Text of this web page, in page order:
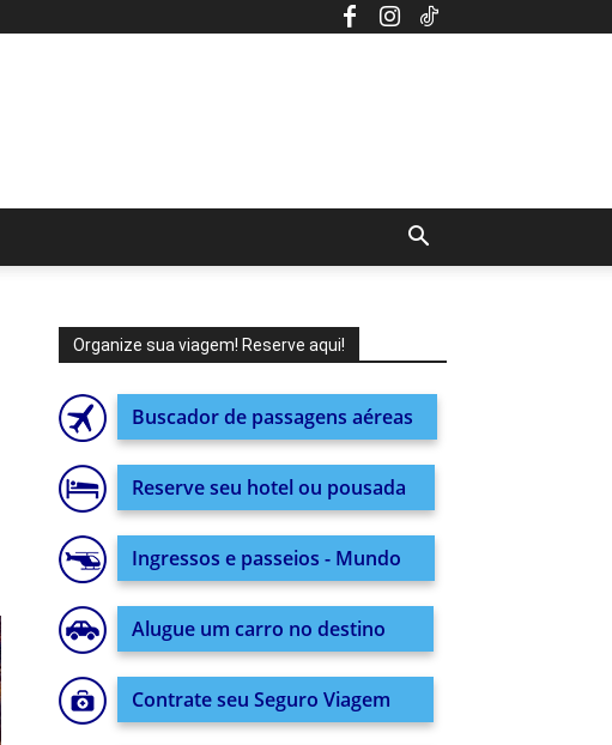
Organize sua viagem! Reserve aqui!
Buscador de passagens aéreas
Reserve seu hotel ou pousada
Ingressos e passeios - Mundo
Alugue um carro no destino
Contrate seu Seguro Viagem